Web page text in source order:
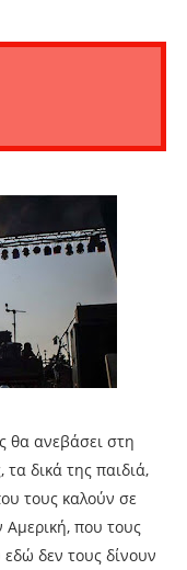
θα ανεβάσει στη
δικά της παιδιά,
τους καλούν σε
που τους
δεν τους δίνουν